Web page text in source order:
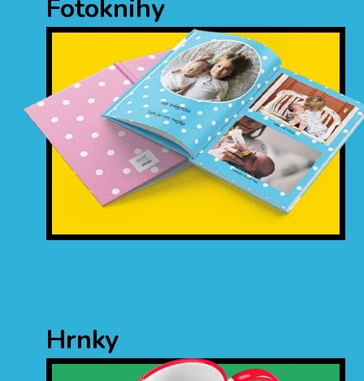
Fotoknihy
Hrnky